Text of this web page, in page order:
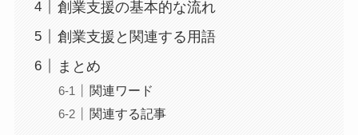
創業支援の基本的な流れ
創業支援と関連する用語
まとめ
関連ワード
関連する記事